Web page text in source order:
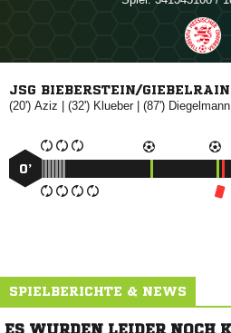
JSG BIEBERSTEIN/GIEBELRAIN
(20')  | (32') | (87') 
0’
SPIELBERICHTE & NEWS
ES WURDEN LEIDER NOCH